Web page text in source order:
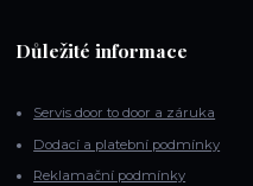
Důležité informace
Servis door to door a záruka
Dodací a platební podmínky
Reklamační podmínky